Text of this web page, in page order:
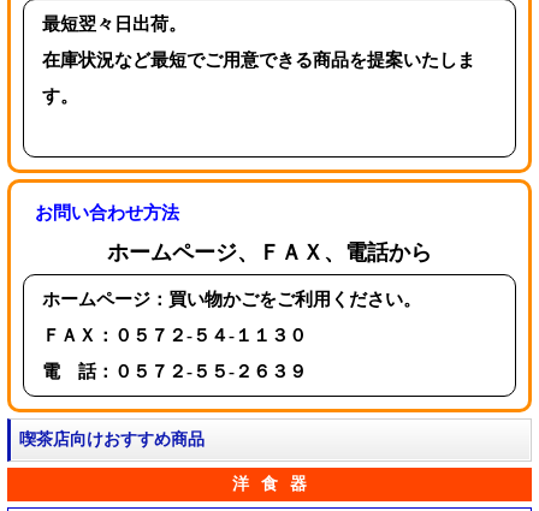
最短翌々日出荷。
在庫状況など最短でご用意できる商品を提案いたしま
す。
お問い合わせ方法
ホームページ、ＦＡＸ、電話から
ホームページ：買い物かごをご利用ください。
ＦＡＸ：０５７２-５４-１１３０
電 話：０５７２-５５-２６３９
喫茶店向けおすすめ商品
洋食器